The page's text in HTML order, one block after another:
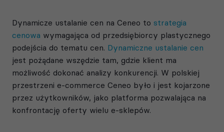
Dynamicze ustalanie cen na Ceneo to strategia
cenowa wymagająca od przedsiębiorcy plastycznego
podejścia do tematu cen. Dynamiczne ustalanie cen
jest pożądane wszędzie tam, gdzie klient ma
możliwość dokonać analizy konkurencji. W polskiej
przestrzeni e-commerce Ceneo było i jest kojarzone
przez użytkowników, jako platforma pozwalająca na
konfrontację oferty wielu e-sklepów.